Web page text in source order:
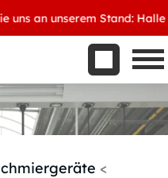
an unserem Stand: Halle
werden
<